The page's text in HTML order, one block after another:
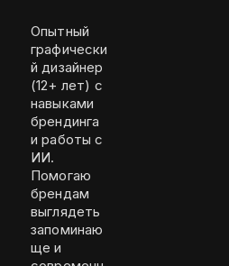
Опытный
графически
й дизайнер
(12+ лет) с
навыками
брендинга
и работы с
ИИ.
Помогаю
брендам
выглядеть
запоминаю
ще и